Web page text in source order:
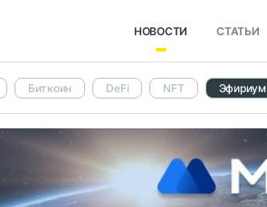
НОВОСТИ СТАТЬИ
Биткоин DeFi NFT Эфириум